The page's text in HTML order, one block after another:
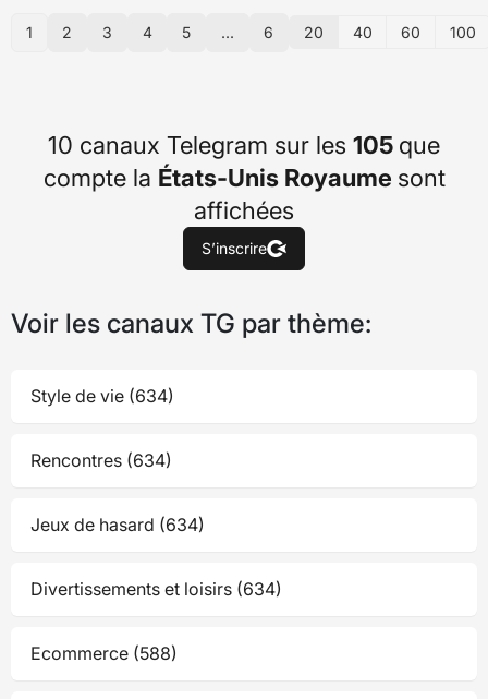
1 2 3 4 5 ... 6 20 40 60 100
10 canaux Telegram sur les 105 que
compte la États-Unis Royaume sont
affichées
S’inscrire
Voir les canaux TG par thème:
Style de vie (634)
Rencontres (634)
Jeux de hasard (634)
Divertissements et loisirs (634)
Ecommerce (588)